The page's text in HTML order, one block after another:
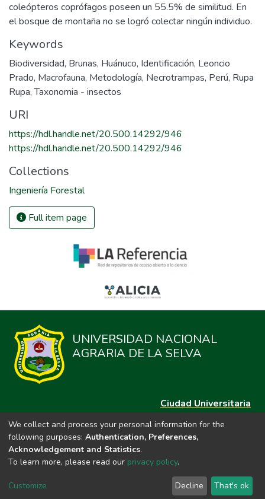
coleópteros coprófagos poseen un 55.5% de similitud. En
el bosque de montaña no se logró colectar ningún individuo.
Keywords
Biodiversidad, Brunas, Huánuco, Identificación, Leoncio
Prado, Macrofauna, Metodología, Necrotrampas, Perú, Rupa
Rupa,Taxonomia - insectos
URI
https://hdl.handle.net/20.500.14292/946
https://hdl.handle.net/20.500.14292/946
Collections
Ingeniería Forestal
Full item page
UNIVERSIDAD NACIONAL
AGRARIA DE LA SELVA
Ciudad Universitaria
Carretera Central km. 1.21 Tingo María, Huánuco
Datos del contacto
repositorio@unas.edu.pe
https://portalweb.unas.edu.pe/
We collect and process your personal information for the
following purposes: Authentication, Preferences,
Acknowledgement and Statistics.
To learn more, please read our privacy policy.
Customize Decline That's ok